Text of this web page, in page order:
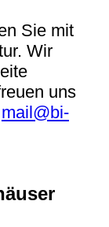
Sie mit
Wir
uns
mail@bi-